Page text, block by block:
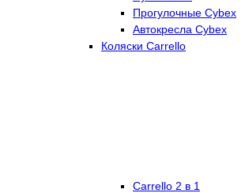
Прогулочные Cybex
Автокресла Cybex
Коляски Carrello
Carrello 2 в 1